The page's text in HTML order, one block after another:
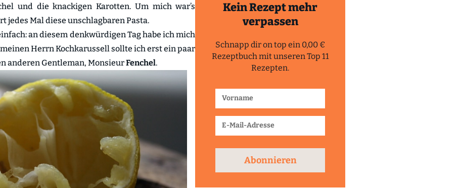
und die knackigen Karotten. Um mich war’s
jedes Mal diese unschlagbaren Pasta.
an diesem denkwürdigen Tag habe ich mich
Herrn Kochkarussell sollte ich erst ein paar
anderen Gentleman, MonsieurFenchel.
Kein Rezept mehr
verpassen
Schnapp dir on top ein 0,00 €
Rezeptbuch mit unseren Top 11
Rezepten.
Abonnieren